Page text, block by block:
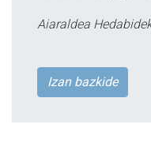
Aiaraldea
Izan bazkide